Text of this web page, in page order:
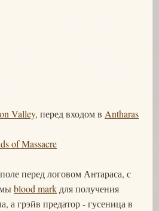
Valley, перед входом в Antharas
of Massacre
перед логовом Антараса, с
blood mark для получения
а грэйв предатор - гусеница в